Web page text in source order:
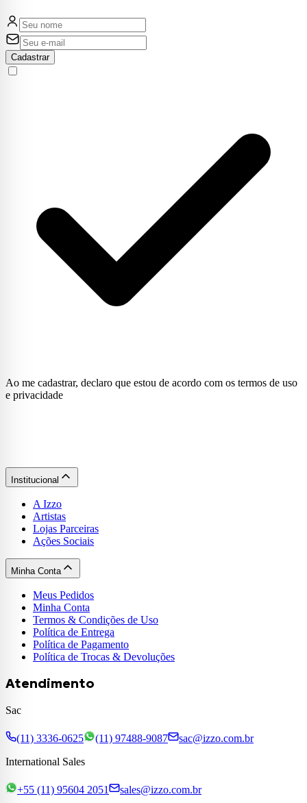
Cadastrar
Ao me cadastrar, declaro que estou de acordo com os termos de uso
e privacidade
Institucional
A Izzo
Artistas
Lojas Parceiras
Ações Sociais
Minha Conta
Meus Pedidos
Minha Conta
Termos & Condições de Uso
Política de Entrega
Política de Pagamento
Política de Trocas & Devoluções
Atendimento
Sac
(11) 3336-0625 (11) 97488-9087
sac@izzo.com.br
International Sales
+55 (11) 95604 2051
sales@izzo.com.br